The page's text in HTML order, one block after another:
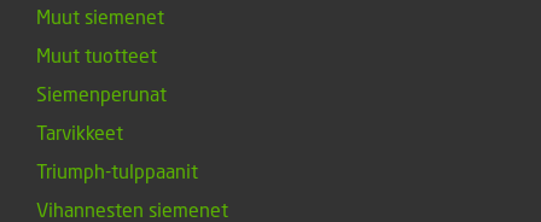
Muut siemenet
Muut tuotteet
Siemenperunat
Tarvikkeet
Triumph-tulppaanit
Vihannesten siemenet